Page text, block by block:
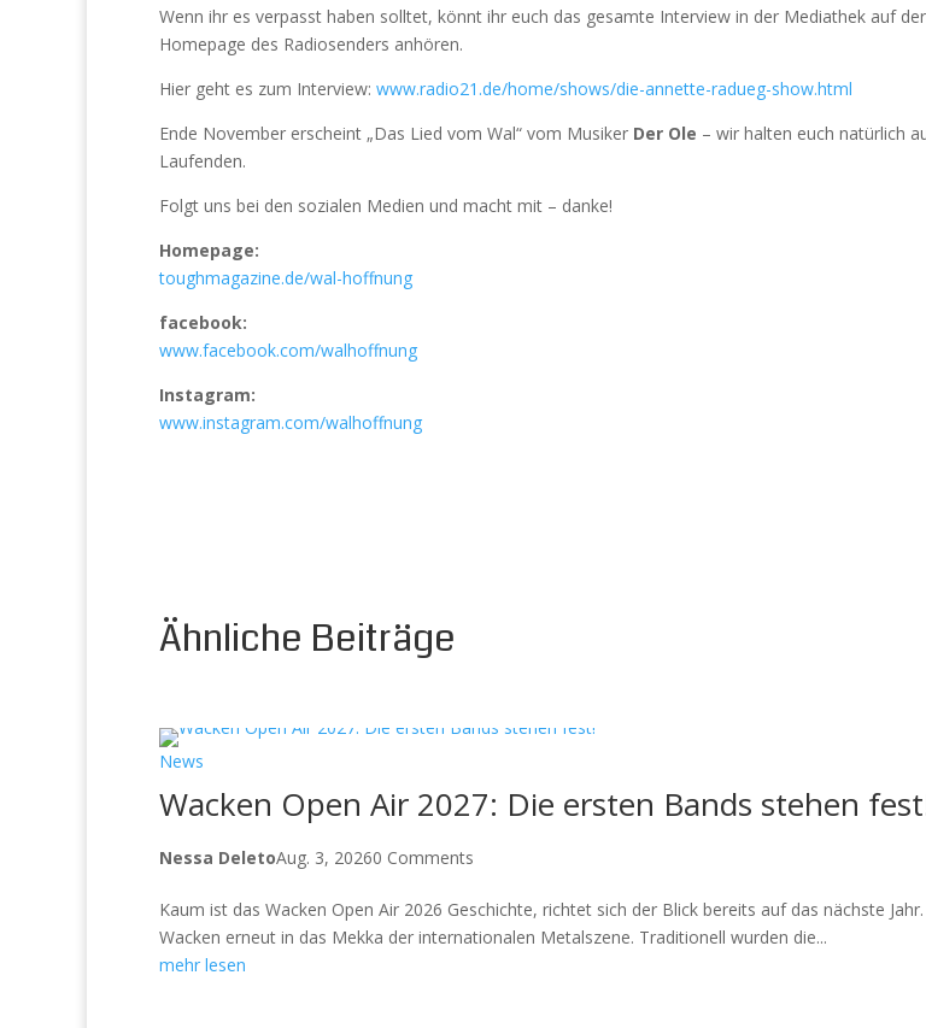
Wenn ihr es verpasst haben solltet, könnt ihr euch das gesamte Interview in der Mediathek auf der
Homepage des Radiosenders anhören.
Hier geht es zum Interview: www.radio21.de/home/shows/die-annette-radueg-show.html
Ende November erscheint „Das Lied vom Wal“ vom Musiker Der Ole – wir halten euch natürlich
Laufenden.
Folgt uns bei den sozialen Medien und macht mit – danke!
Homepage:
toughmagazine.de/wal-hoffnung
facebook:
www.facebook.com/walhoffnung
Instagram:
www.instagram.com/walhoffnung
Ähnliche Beiträge
News
Wacken Open Air 2027: Die ersten Bands stehen
Nessa DeletoAug. 3, 20260 Comments
Kaum ist das Wacken Open Air 2026 Geschichte, richtet sich der Blick bereits auf das nächste
Wacken erneut in das Mekka der internationalen Metalszene. Traditionell wurden die...
mehr lesen